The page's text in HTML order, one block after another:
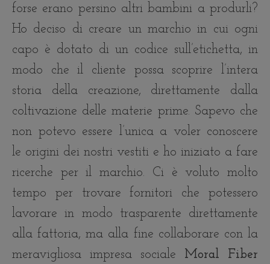
forse erano persino altri bambini a produrli?
Ho deciso di creare un marchio in cui ogni
capo è dotato di un codice sull’etichetta, in
modo che il cliente possa scoprire l’intera
storia della creazione, direttamente dalla
coltivazione delle materie prime. Sapevo che
non potevo essere l’unica a voler conoscere
le origini dei nostri vestiti e ho iniziato a fare
ricerche per il marchio. Ci è voluto molto
tempo per trovare fornitori che potessero
lavorare in modo trasparente direttamente
alla fattoria, ma alla fine collaborare con la
meravigliosa impresa sociale Moral Fiber